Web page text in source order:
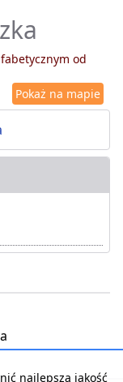
od
Pokaż na mapie
najlepszą jakość